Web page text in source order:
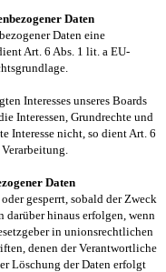
Daten
Daten eine
Art. 6 Abs. 1 lit. a EU-
Interesses unseres Boards
Interessen, Grundrechte und
Interesse nicht, so dient Art. 6
Daten
gesperrt, sobald der Zweck
darüber hinaus erfolgen, wenn
in unionsrechtlichen
denen der Verantwortliche
Löschung der Daten erfolgt